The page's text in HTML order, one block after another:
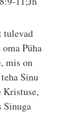
tulevad
Püha
mis on
Sinu
Kristuse,
Sinuga